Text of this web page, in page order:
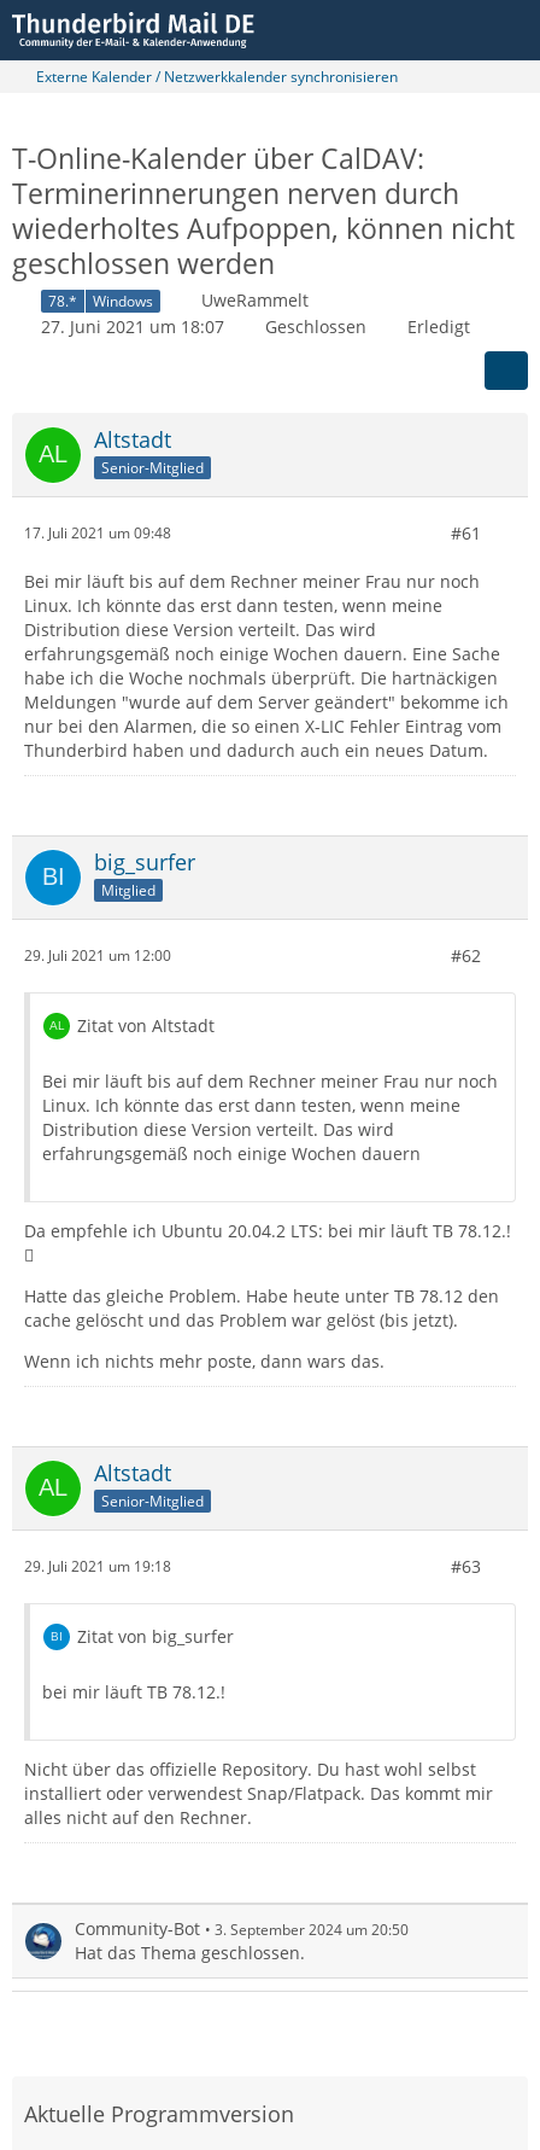
Externe Kalender / Netzwerkkalender synchronisieren
T-Online-Kalender über CalDAV:
Terminerinnerungen nerven durch
wiederholtes Aufpoppen, können nicht
geschlossen werden
78.* Windows
UweRammelt
27. Juni 2021 um 18:07
Geschlossen Erledigt
Altstadt
Senior-Mitglied
17. Juli 2021 um 09:48 #61
Bei mir läuft bis auf dem Rechner meiner Frau nur noch
Linux. Ich könnte das erst dann testen, wenn meine
Distribution diese Version verteilt. Das wird
erfahrungsgemäß noch einige Wochen dauern. Eine Sache
habe ich die Woche nochmals überprüft. Die hartnäckigen
Meldungen "wurde auf dem Server geändert" bekomme ich
nur bei den Alarmen, die so einen X-LIC Fehler Eintrag vom
Thunderbird haben und dadurch auch ein neues Datum.
big_surfer
Mitglied
29. Juli 2021 um 12:00 #62
Zitat von Altstadt
Bei mir läuft bis auf dem Rechner meiner Frau nur noch
Linux. Ich könnte das erst dann testen, wenn meine
Distribution diese Version verteilt. Das wird
erfahrungsgemäß noch einige Wochen dauern
Da empfehle ich Ubuntu 20.04.2 LTS: bei mir läuft TB 78.12.!

Hatte das gleiche Problem. Habe heute unter TB 78.12 den
cache gelöscht und das Problem war gelöst (bis jetzt).
Wenn ich nichts mehr poste, dann wars das.
Altstadt
Senior-Mitglied
29. Juli 2021 um 19:18 #63
Zitat von big_surfer
bei mir läuft TB 78.12.!
Nicht über das offizielle Repository. Du hast wohl selbst
installiert oder verwendest Snap/Flatpack. Das kommt mir
alles nicht auf den Rechner.
Community-Bot 3. September 2024 um 20:50
Hat das Thema geschlossen.
Aktuelle Programmversion